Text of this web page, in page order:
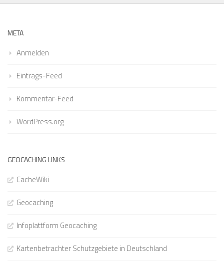
META
Anmelden
Eintrags-Feed
Kommentar-Feed
WordPress.org
GEOCACHING LINKS
CacheWiki
Geocaching
Infoplattform Geocaching
Kartenbetrachter Schutzgebiete in Deutschland